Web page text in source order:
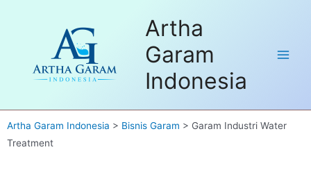
Artha
Garam
Indonesia
Artha Garam Indonesia > Bisnis Garam > Garam Industri Water
Treatment
Dapatkan FREE Sample untuk
pembelian pertama. Hubungi kami